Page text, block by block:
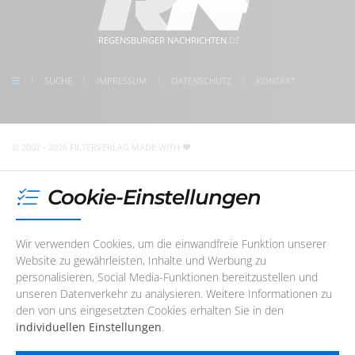
5 Min. Gehweg zum Bahnhof Regensburg
kostenlose Parkplätze direkt vor der Tür
meet us on facebook
08:30 - 17:00 Uhr
08:30 - 17:00 Uhr
REGENSBURGER NACHRICHTEN.DE
SUCHE IMPRESSUM DATENSCHUTZ KONTAKT
© 2002 - 2026 FILTERVERLAG MADE WITH
Cookie-Einstellungen
Wir verwenden Cookies, um die einwandfreie Funktion unserer
Website zu gewährleisten, Inhalte und Werbung zu
personalisieren, Social Media-Funktionen bereitzustellen und
unseren Datenverkehr zu analysieren. Weitere Informationen zu
den von uns eingesetzten Cookies erhalten Sie in den
individuellen Einstellungen.